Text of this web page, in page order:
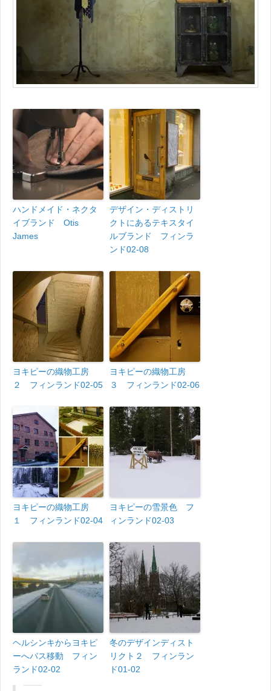
ハンドメイド・ネクタ
イブランド Otis
James
デザイン・ディストリ
クトにあるテキスタイ
ルブランド フィンラ
ンド02-08
ヨキピーの織物工房
２ フィンランド02-05
ヨキピーの織物工房
３ フィンランド02-06
ヨキピーの織物工房
１ フィンランド02-04
ヨキピーの雪景色 フ
ィンランド02-03
ヘルシンキからヨキピ
ーへバス移動 フィン
ランド02-02
冬のデザインディスト
リクト２ フィンラン
ド01-02